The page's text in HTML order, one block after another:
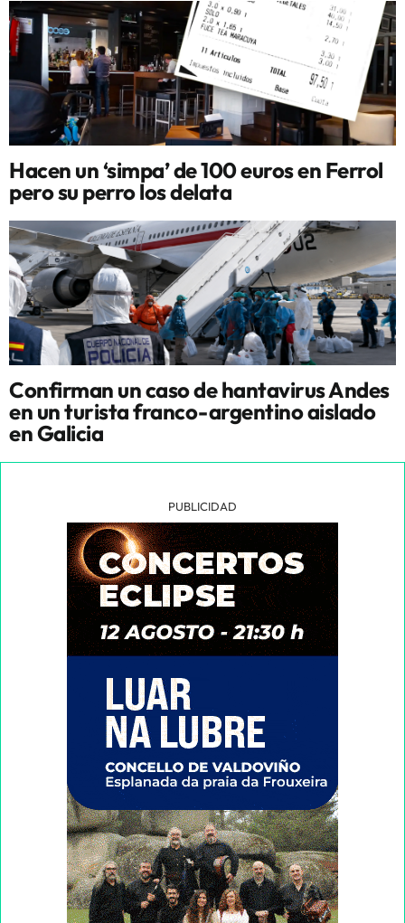
Hacen un ‘simpa’ de 100 euros en Ferrol
pero su perro los delata
Confirman un caso de hantavirus Andes
en un turista franco-argentino aislado
en Galicia
PUBLICIDAD